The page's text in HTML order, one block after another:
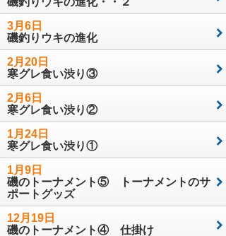
3月6日
磯釣りウキの進化
2月20日
寒グレ食い渋り③
2月6日
寒グレ食い渋り②
1月24日
寒グレ食い渋り①
1月9日
磯のトーナメント⑤ トーナメントのサ
ポートグッズ
12月19日
磯のトーナメント④ 仕掛け